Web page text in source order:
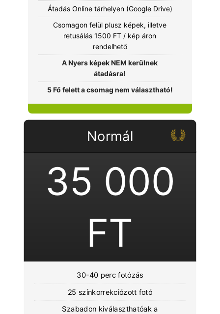
Átadás Online tárhelyen (Google Drive)
Csomagon felül plusz képek, illetve
retusálás 1500 FT / kép áron
rendelhető
A Nyers képek NEM kerülnek
átadásra!
5 Fő felett a csomag nem választható!
Normál
35 000
FT
30-40 perc fotózás
25 színkorrekciózott fotó
Szabadon kiválaszthatóak a